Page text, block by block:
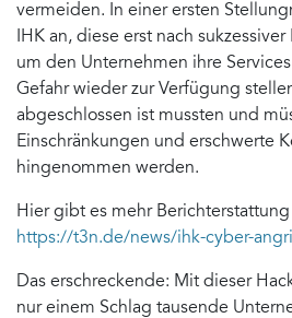
vermeiden. In einer ersten
IHK an, diese erst nach
um den Unternehmen ihre
Gefahr wieder zur Verfügung
abgeschlossen ist mussten und
Einschränkungen und erschwerte
hingenommen werden.
Hier gibt es mehr Berichterstattung
https://t3n.de/news/ihk-cyber-
Das erschreckende: Mit dieser
nur einem Schlag tausende